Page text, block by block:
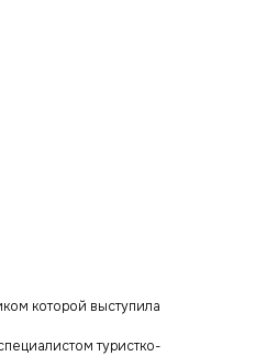
которой выступила
туристко-